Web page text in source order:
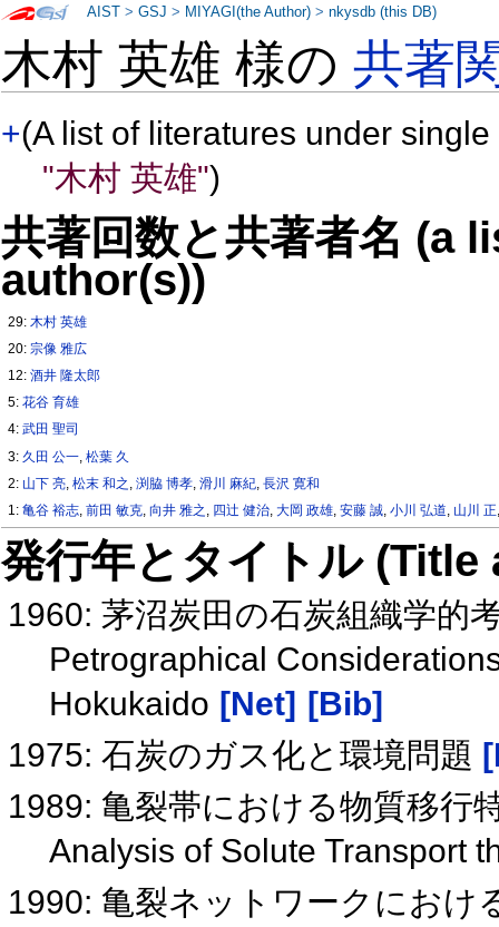
木村 英雄 様の共著
+(A list of literatures under
"木村 英雄")
共著回数と共著者名 (a
author(s))
29:木村 英雄
20:宗像 雅広
12:酒井 隆太郎
5:花谷 育雄
4:武田 聖司
3: 久田 公一 ,松葉 久
2: 山下 亮 ,松末 和之 ,渕脇 博孝 ,滑川 麻紀 ,長沢 寛和
1:亀谷 裕志 ,前田 敏克 ,向井 雅之 四辻 健治 ,大岡 政雄 ,安藤 誠 ,小川 弘道 山川 正
発行年とタイトル
1960: 茅沼炭田の石炭組織学的
Petrographical
Hokukaido [Net]
[Bib]
1975: 石炭のガス化と環境問題
1989: 亀裂帯における物質移行
Analysis of Solute Transport
1990: 亀裂ネットワークにおけ
AIST >GSJ > MIYAGI(the Author) >nkysdb (this DB)